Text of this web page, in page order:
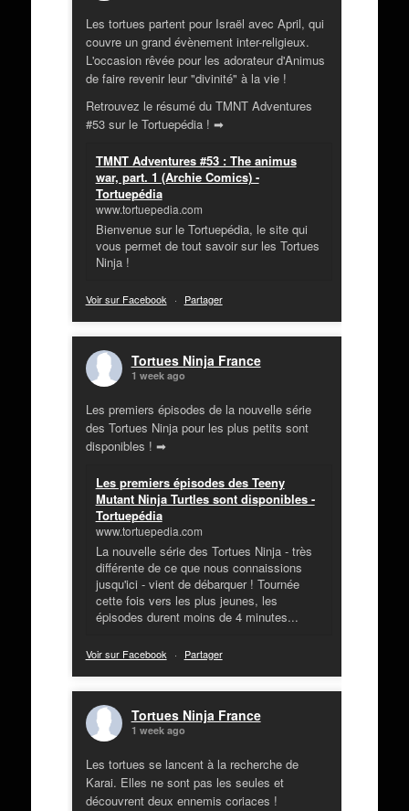
Les tortues partent pour Israël avec April, qui
couvre un grand évènement inter-religieux.
L'occasion rêvée pour les adorateur d'Animus
de faire revenir leur "divinité" à la vie !
Retrouvez le résumé du TMNT Adventures
#53 sur le Tortuepédia ! ➡
TMNT Adventures #53 : The animus
war, part. 1 (Archie Comics) -
Tortuepédia
www.tortuepedia.com
Bienvenue sur le Tortuepédia, le site qui
vous permet de tout savoir sur les Tortues
Ninja !
Voir sur Facebook · Partager
Tortues Ninja France
1 week ago
Les premiers épisodes de la nouvelle série
des Tortues Ninja pour les plus petits sont
disponibles ! ➡
Les premiers épisodes des Teeny
Mutant Ninja Turtles sont disponibles -
Tortuepédia
www.tortuepedia.com
La nouvelle série des Tortues Ninja - très
différente de ce que nous connaissions
jusqu'ici - vient de débarquer ! Tournée
cette fois vers les plus jeunes, les
épisodes durent moins de 4 minutes...
Voir sur Facebook · Partager
Tortues Ninja France
1 week ago
Les tortues se lancent à la recherche de
Karai. Elles ne sont pas les seules et
découvrent deux ennemis coriaces !